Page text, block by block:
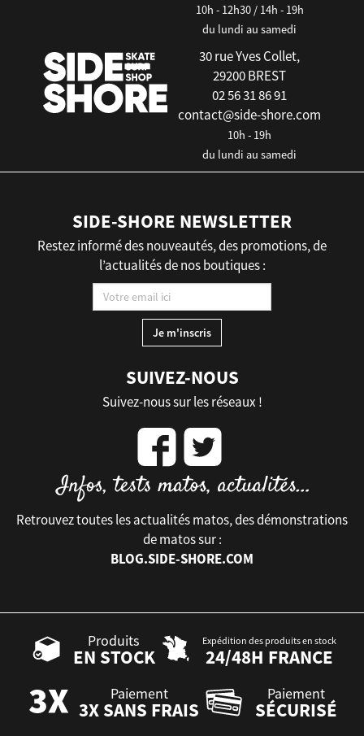
10h - 12h30 / 14h - 19h
du lundi au samedi
30 rue Yves Collet,
29200 BREST
02 56 31 86 91
contact@side-shore.com
10h - 19h
du lundi au samedi
SIDE-SHORE NEWSLETTER
Restez informé des nouveautés, des promotions, de
l’actualités de nos boutiques :
SUIVEZ-NOUS
Suivez-nous sur les réseaux !
Retrouvez toutes les actualités matos, des démonstrations
de matos sur :
BLOG.SIDE-SHORE.COM
Produits
EN STOCK
Expédition des produits en stock
24/48H FRANCE
Paiement
3X SANS FRAIS
Paiement
SÉCURISÉ